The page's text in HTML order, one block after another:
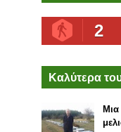
2
Καλύτερα
Μια